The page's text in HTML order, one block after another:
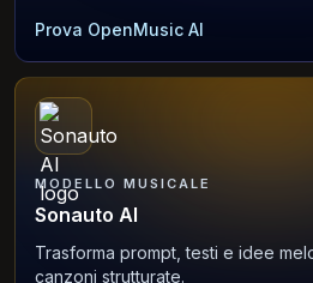
Prova OpenMusic AI
MODELLO MUSICALE
Sonauto AI
Trasforma prompt, testi e idee
canzoni strutturate.